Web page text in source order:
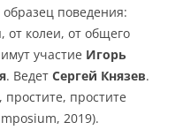
поведения:
от колеи, от общего
участие Игорь
. Ведет Сергей Князев.
простите
2019).